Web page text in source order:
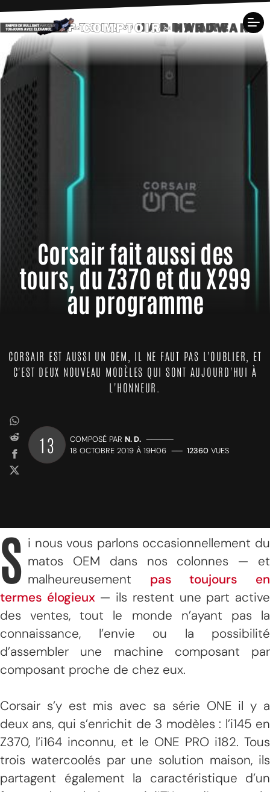
Corsair fait aussi des
tours, du Z370 et du X299
au programme
CORSAIR EST AUSSI UN OEM, IL NE FAUT PAS L'OUBLIER, ET
C'EST DEUX NOUVEAU MODÈLES QUI SONT AUJOURD'HUI À
L'HONNEUR.
13 COMPOSÉ PAR N. D. —————
18 OCTOBRE 2019 À 19H06 —— 12360 VUES
S i nous vous parlons occasionnellement du
matos OEM dans nos colonnes — et
malheureusement pas toujours en
termes élogieux— ils restent une part active
des ventes, tout le monde n’ayant pas la
connaissance, l’envie ou la possibilité
d’assembler une machine composant par
composant proche de chez eux.
Corsair s’y est mis avec sa série ONE il y a
deux ans, qui s’enrichit de 3 modèles : l’i145 en
Z370, l’i164 inconnu, et le ONE PRO i182. Tous
trois watercoolés par une solution maison, ils
partagent également la caractéristique d’un